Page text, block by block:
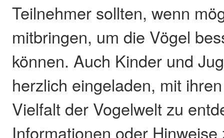
Teilnehmer sollten, wenn
mitbringen, um die Vögel
können. Auch Kinder und
herzlich eingeladen, mit
Vielfalt der Vogelwelt zu
Informationen oder